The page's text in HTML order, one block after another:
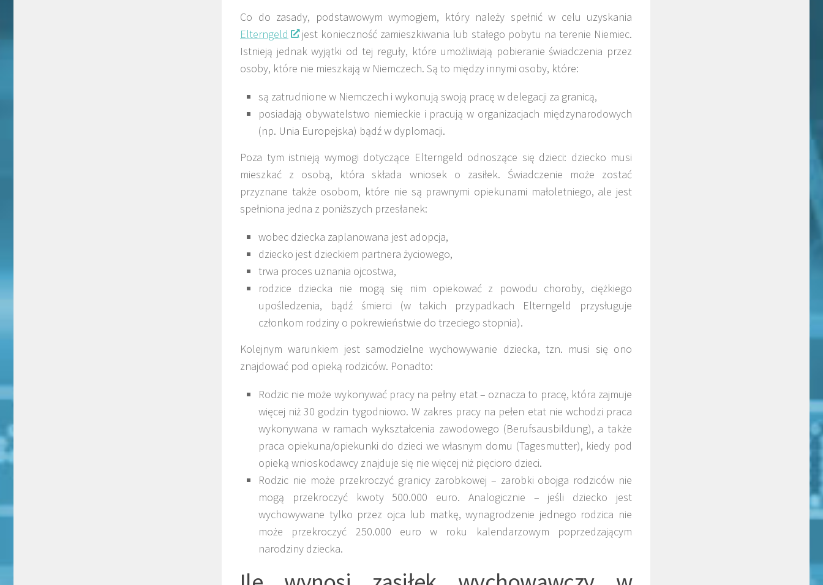
Co do zasady, podstawowym wymogiem, który należy spełnić w celu uzyskania
Elterngeld
jest konieczność zamieszkiwania lub stałego pobytu na terenie Niemiec.
Istnieją jednak wyjątki od tej reguły, które umożliwiają pobieranie świadczenia przez
osoby, które nie mieszkają w Niemczech. Są to między innymi osoby, które:
są zatrudnione w Niemczech i wykonują swoją pracę w delegacji za granicą,
posiadają obywatelstwo niemieckie i pracują w organizacjach międzynarodowych
(np. Unia Europejska) bądź w dyplomacji.
Poza tym istnieją wymogi dotyczące Elterngeld odnoszące się dzieci: dziecko musi
mieszkać z osobą, która składa wniosek o zasiłek. Świadczenie może zostać
przyznane także osobom, które nie są prawnymi opiekunami małoletniego, ale jest
spełniona jedna z poniższych przesłanek:
wobec dziecka zaplanowana jest adopcja,
dziecko jest dzieckiem partnera życiowego,
trwa proces uznania ojcostwa,
rodzice dziecka nie mogą się nim opiekować z powodu choroby, ciężkiego
upośledzenia, bądź śmierci (w takich przypadkach Elterngeld przysługuje
członkom rodziny o pokrewieństwie do trzeciego stopnia).
Kolejnym warunkiem jest samodzielne wychowywanie dziecka, tzn. musi się ono
znajdować pod opieką rodziców. Ponadto:
Rodzic nie może wykonywać pracy na pełny etat – oznacza to pracę, która zajmuje
więcej niż 30 godzin tygodniowo. W zakres pracy na pełen etat nie wchodzi praca
wykonywana w ramach wykształcenia zawodowego (Berufsausbildung), a także
praca opiekuna/opiekunki do dzieci we własnym domu (Tagesmutter), kiedy pod
opieką wnioskodawcy znajduje się nie więcej niż pięcioro dzieci.
Rodzic nie może przekroczyć granicy zarobkowej – zarobki obojga rodziców nie
mogą przekroczyć kwoty 500.000 euro. Analogicznie – jeśli dziecko jest
wychowywane tylko przez ojca lub matkę, wynagrodzenie jednego rodzica nie
może przekroczyć 250.000 euro w roku kalendarzowym poprzedzającym
narodziny dziecka.